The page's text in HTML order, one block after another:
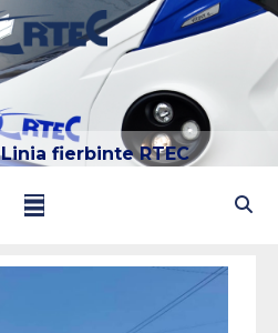
Linia fierbinte RTEC